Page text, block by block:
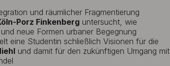
und räumlicher Fragmentierung
Porz Finkenberg untersucht, wie
neue Formen urbaner Begegnung
eine Studentin schließlich Visionen für die
und damit für den zukünftigen Umgang mit